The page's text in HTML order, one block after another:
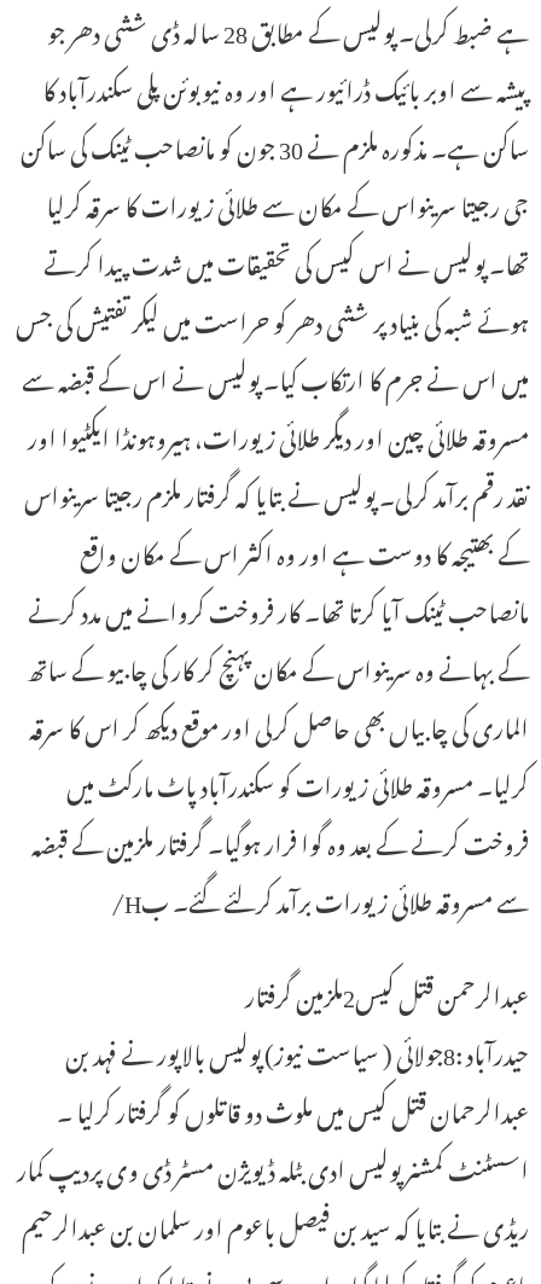
ہے ضبط کرلی۔ پولیس کے مطابق 28 سالہ ڈی ششی دھر جو
پیشہ سے اوبر بائیک ڈرائیور ہے اور وہ نیوبوئن پلی سکندرآباد کا
ساکن ہے۔ مذکورہ ملزم نے 30 جون کو مانصاحب ٹینک کی ساکن
جی رجیتا سرینواس کے مکان سے طلائی زیورات کا سرقہ کرلیا
تھا۔ پولیس نے اس کیس کی تحقیقات میں شدت پیدا کرتے
ہوئے شبہ کی بنیاد پر ششی دھر کو حراست میں لیکر تفتیش کی جس
میں اس نے جرم کا ارتکاب کیا۔ پولیس نے اس کے قبضہ سے
مسروقہ طلائی چین اور دیگر طلائی زیورات، ہیروہونڈا ایکٹیوا اور
نقد رقم برآمد کرلی۔ پولیس نے بتایا کہ گرفتار ملزم رجیتا سرینواس
کے بھتیجہ کا دوست ہے اور وہ اکثر اس کے مکان واقع
مانصاحب ٹینک آیا کرتا تھا۔ کار فروخت کروانے میں مدد کرنے
کے بہانے وہ سرینواس کے مکان پہنچ کر کار کی چابیو کے ساتھ
الماری کی چابیاں بھی حاصل کرلی اور موقع دیکھ کر اس کا سرقہ
کرلیا۔ مسروقہ طلائی زیورات کو سکندرآباد پاٹ مارکٹ میں
فروخت کرنے کے بعد وہ گوا فرار ہوگیا۔ گرفتار ملزمین کے قبضہ
سے مسروقہ طلائی زیورات برآمد کرلئے گئے۔ بH/
عبدالرحمن قتل کیس2ملزمین گرفتار
حیدرآباد :8جولائی ( سیاست نیوز) پولیس بالاپور نے فہد بن
عبدالرحمان قتل کیس میں ملوث دو قاتلوں کو گرفتار کرلیا ۔
اسسٹنٹ کمشنر پولیس ادی بٹلہ ڈیویژن مسٹر ڈی وی پردیپ کمار
ریڈی نے بتایا کہ سید بن فیصل باعوم اور سلمان بن عبدالرحیم